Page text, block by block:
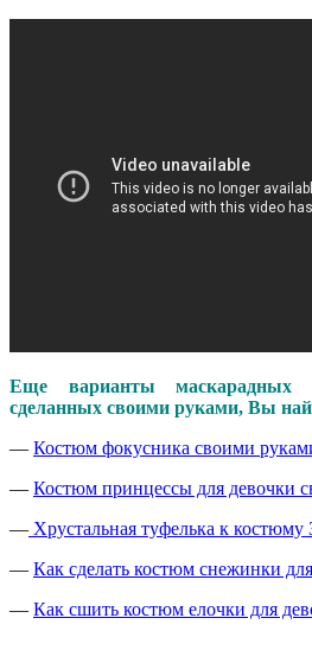
Еще варианты маскарадных
сделанных своими руками, Вы
— Костюм фокусника своими
— Костюм принцессы для девочки
— Хрустальная туфелька к
— Как сделать костюм снежинки
— Как сшить костюм елочки для